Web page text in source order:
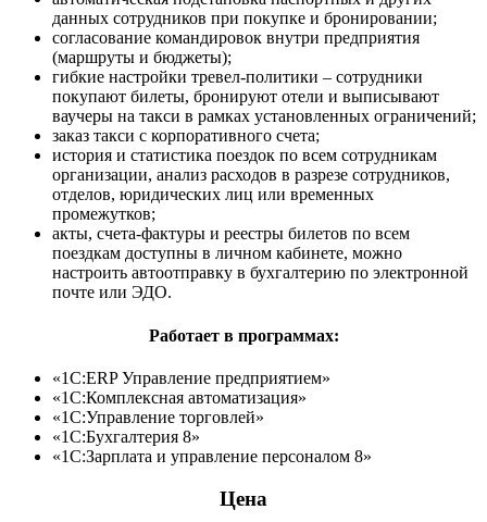
данных сотрудников при покупке и бронировании;
согласование командировок внутри предприятия
(маршруты и бюджеты);
гибкие настройки тревел-политики – сотрудники
покупают билеты, бронируют отели и выписывают
ваучеры на такси в рамках установленных ограничений;
заказ такси с корпоративного счета;
история и статистика поездок по всем сотрудникам
организации, анализ расходов в разрезе сотрудников,
отделов, юридических лиц или временных
промежутков;
акты, счета-фактуры и реестры билетов по всем
поездкам доступны в личном кабинете, можно
настроить автоотправку в бухгалтерию по электронной
почте или ЭДО.
Работает в программах:
«1С:ERP Управление предприятием»
«1С:Комплексная автоматизация»
«1С:Управление торговлей»
«1С:Бухгалтерия 8»
«1С:Зарплата и управление персоналом 8»
Цена